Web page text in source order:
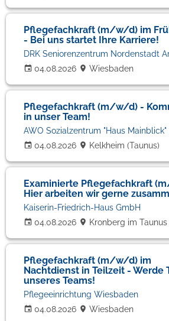
Pflegefachkraft (m/w/d) im
- Bei uns startet Ihre Karriere!
04.08.2026
DRK Seniorenzentrum Nordenstadt
Wiesbaden
Pflegefachkraft (m/w/d) -
in unser Team!
04.08.2026
AWO Sozialzentrum "Haus Mainblick"
Kelkheim (Taunus)
Examinierte Pflegefachkraft
Hier arbeiten wir gerne
04.08.2026
Kaiserin-Friedrich-Haus GmbH
Kronberg im Taunus
Pflegefachkraft (m/w/d) im
Nachtdienst in Teilzeit - Werde
unseres Teams!
04.08.2026
Pflegeeinrichtung Wiesbaden
Wiesbaden